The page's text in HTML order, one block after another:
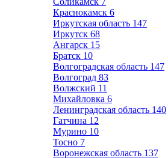
Краснокамск 6
Иркутская область 147
Иркутск 68
Ангарск 15
Братск 10
Волгоградская область 147
Волгоград 83
Волжский 11
Михайловка 6
Ленинградская область 140
Гатчина 12
Мурино 10
Тосно 7
Воронежская область 137